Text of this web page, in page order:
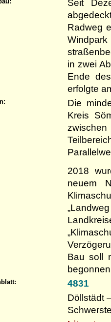
Seit
Radweg
in zwei
Ende
erfolgte
Die
Kreis
2018
neuem
Bau soll
4831
Döllstädt